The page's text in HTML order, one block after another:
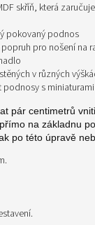
skříň, která
pokovaný podnos
pro nošení na
v různých
s miniaturami
pár centimetrů
na základnu
po této úpravě